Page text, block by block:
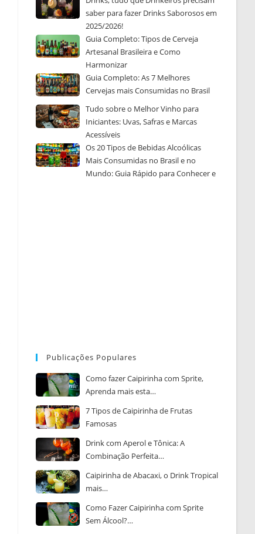
saber para fazer Drinks Saborosos em
2025/2026!
Guia Completo: Tipos de Cerveja
Artesanal Brasileira e Como
Harmonizar
Guia Completo: As 7 Melhores
Cervejas mais Consumidas no Brasil
Tudo sobre o Melhor Vinho para
Iniciantes: Uvas, Safras e Marcas
Acessíveis
Os 20 Tipos de Bebidas Alcoólicas
Mais Consumidas no Brasil e no
Mundo: Guia Rápido para Conhecer e
Publicações Populares
Como fazer Caipirinha com Sprite,
Aprenda mais esta…
7 Tipos de Caipirinha de Frutas
Famosas
Drink com Aperol e Tônica: A
Combinação Perfeita…
Caipirinha de Abacaxi, o Drink Tropical
mais…
Como Fazer Caipirinha com Sprite
Sem Álcool?…